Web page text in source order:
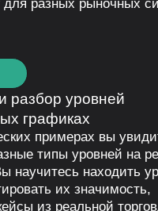
решений.
поддержки
определять зоны
и сопротивления
исторические данные.
их построения на разных
включая минутные
Это даст вам навыки
важных ценовых уровней.